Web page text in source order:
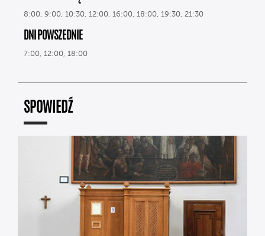
8:00, 9:00, 10:30, 12:00, 16:00, 18:00, 19:30, 21:30
DNI POWSZEDNIE
7:00, 12:00, 18:00
SPOWIEDŹ